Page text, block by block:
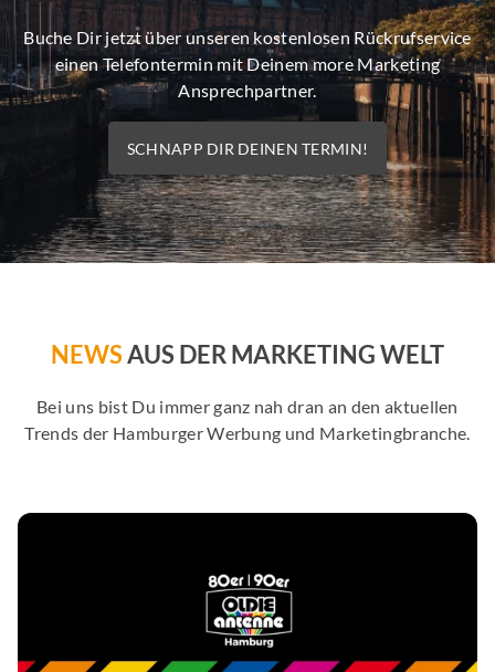
Buche Dir jetzt über unseren kostenlosen Rückrufservice
einen Telefontermin mit Deinem more Marketing
Ansprechpartner.
SCHNAPP DIR DEINEN TERMIN!
NEWSAUS DER MARKETING WELT
Bei uns bist Du immer ganz nah dran an den aktuellen
Trends der Hamburger Werbung und Marketingbranche.